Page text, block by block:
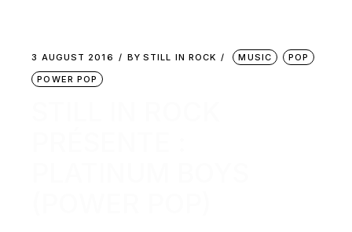
3 AUGUST 2016 BY STILL IN ROCK MUSIC
POP
POWER POP